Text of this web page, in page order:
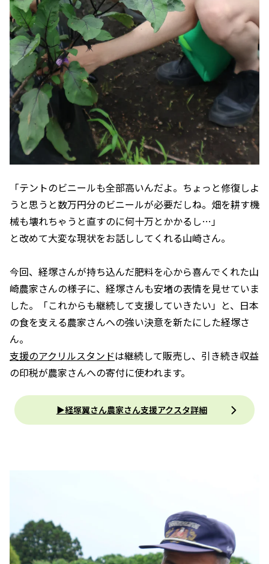
「テントのビニールも全部高いんだよ。ちょっと修復しよ
うと思うと数万円分のビニールが必要だしね。畑を耕す機
械も壊れちゃうと直すのに何十万とかかるし…」
と改めて大変な現状をお話ししてくれる山崎さん。
今回、経塚さんが持ち込んだ肥料を心から喜んでくれた山
崎農家さんの様子に、経塚さんも安堵の表情を見せていま
した。「これからも継続して支援していきたい」と、日本
の食を支える農家さんへの強い決意を新たにした経塚さ
ん。
支援のアクリルスタンドは継続して販売し、引き続き収益
の印税が農家さんへの寄付に使われます。
▶経塚翼さん農家さん支援アクスタ詳細